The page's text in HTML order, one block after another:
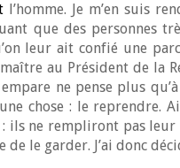
l’homme. Je m’en suis
que des personnes
leur ait confié une
au Président de la
ne pense plus
chose : le reprendre.
ils ne rempliront pas
le garder. J’ai donc